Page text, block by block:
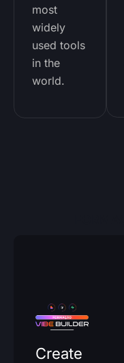
most
widely
used tools
in the
world.
Create